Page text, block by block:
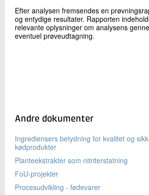
Efter analysen fremsendes en
og entydige resultater. Rapporten
relevante oplysninger om analysens
eventuel prøveudtagning.
Andre dokumenter
Ingrediensers betydning for kvalitet og
kødprodukter
Planteekstrakter som nitriterstatning
FoU-projekter
Procesudvikling - fødevarer